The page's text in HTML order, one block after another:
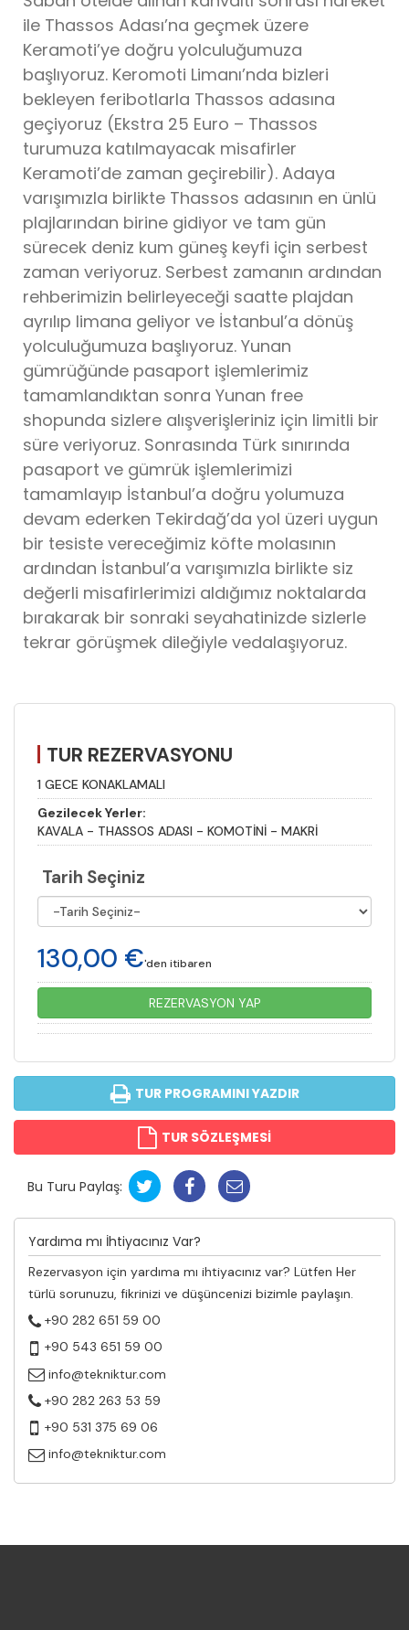
ile Thassos Adası’na geçmek üzere
Keramoti’ye doğru yolculuğumuza
başlıyoruz. Keromoti Limanı’nda bizleri
bekleyen feribotlarla Thassos adasına
geçiyoruz (Ekstra 25 Euro – Thassos
turumuza katılmayacak misafirler
Keramoti’de zaman geçirebilir). Adaya
varışımızla birlikte Thassos adasının en ünlü
plajlarından birine gidiyor ve tam gün
sürecek deniz kum güneş keyfi için serbest
zaman veriyoruz. Serbest zamanın ardından
rehberimizin belirleyeceği saatte plajdan
ayrılıp limana geliyor ve İstanbul’a dönüş
yolculuğumuza başlıyoruz. Yunan
gümrüğünde pasaport işlemlerimiz
tamamlandıktan sonra Yunan free
shopunda sizlere alışverişleriniz için limitli bir
süre veriyoruz. Sonrasında Türk sınırında
pasaport ve gümrük işlemlerimizi
tamamlayıp İstanbul’a doğru yolumuza
devam ederken Tekirdağ’da yol üzeri uygun
bir tesiste vereceğimiz köfte molasının
ardından İstanbul’a varışımızla birlikte siz
değerli misafirlerimizi aldığımız noktalarda
bırakarak bir sonraki seyahatinizde sizlerle
tekrar görüşmek dileğiyle vedalaşıyoruz.
TUR REZERVASYONU
1 GECE KONAKLAMALI
Gezilecek Yerler:
KAVALA - THASSOS ADASI - KOMOTİNİ - MAKRİ
Tarih Seçiniz
130,00 €'den itibaren
REZERVASYON YAP
TUR PROGRAMINI YAZDIR
TUR SÖZLEŞMESİ
Bu Turu Paylaş:
Yardıma mı İhtiyacınız Var?
Rezervasyon için yardıma mı ihtiyacınız var? Lütfen Her
türlü sorunuzu, fikrinizi ve düşüncenizi bizimle paylaşın.
+90 282 651 59 00
+90 543 651 59 00
info@tekniktur.com
+90 282 263 53 59
+90 531 375 69 06
info@tekniktur.com